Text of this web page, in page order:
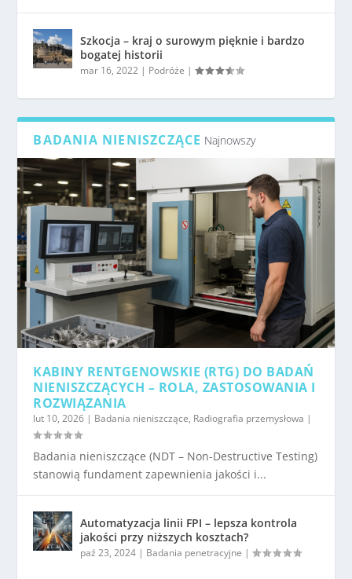
Szkocja – kraj o surowym pięknie i bardzo
bogatej historii
mar 16, 2022 | Podróże |
BADANIA NIENISZCZĄCE Najnowszy
KABINY RENTGENOWSKIE (RTG) DO BADAŃ
NIENISZCZĄCYCH – ROLA, ZASTOSOWANIA I
ROZWIĄZANIA
lut 10, 2026 | Badania nieniszczące, Radiografia przemysłowa |
Badania nieniszczące (NDT – Non-Destructive Testing)
stanowią fundament zapewnienia jakości i...
Automatyzacja linii FPI – lepsza kontrola
jakości przy niższych kosztach?
paź 23, 2024 | Badania penetracyjne |